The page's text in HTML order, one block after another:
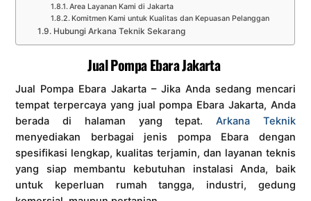
Area Layanan Kami di Jakarta
Komitmen Kami untuk Kualitas dan Kepuasan Pelanggan
Hubungi Arkana Teknik Sekarang
Jual Pompa Ebara Jakarta
Jual Pompa Ebara Jakarta – Jika Anda sedang mencari
tempat terpercaya yang jual pompa Ebara Jakarta, Anda
berada di halaman yang tepat. Arkana Teknik
menyediakan berbagai jenis pompa Ebara dengan
spesifikasi lengkap, kualitas terjamin, dan layanan teknis
yang siap membantu kebutuhan instalasi Anda, baik
untuk keperluan rumah tangga, industri, gedung